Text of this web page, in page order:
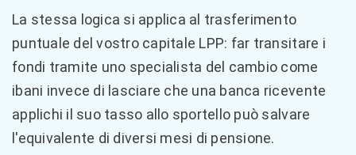
La stessa logica si applica al trasferimento
puntuale del vostro capitale LPP: far transitare i
fondi tramite uno specialista del cambio come
ibani invece di lasciare che una banca ricevente
applichi il suo tasso allo sportello può salvare
l'equivalente di diversi mesi di pensione.